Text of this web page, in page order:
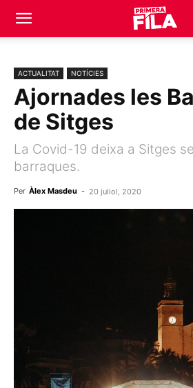
ACTUALITAT NOTÍCIES
Ajornades les
de Sitges
La Covid-19 deixa a Sitges
barraques.
Per Àlex Masdeu - 20 juliol, 2020